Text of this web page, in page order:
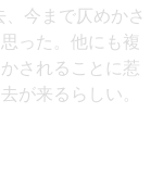
今まで仄めかさ
った。他にも複
されることに惹
が来るらしい。